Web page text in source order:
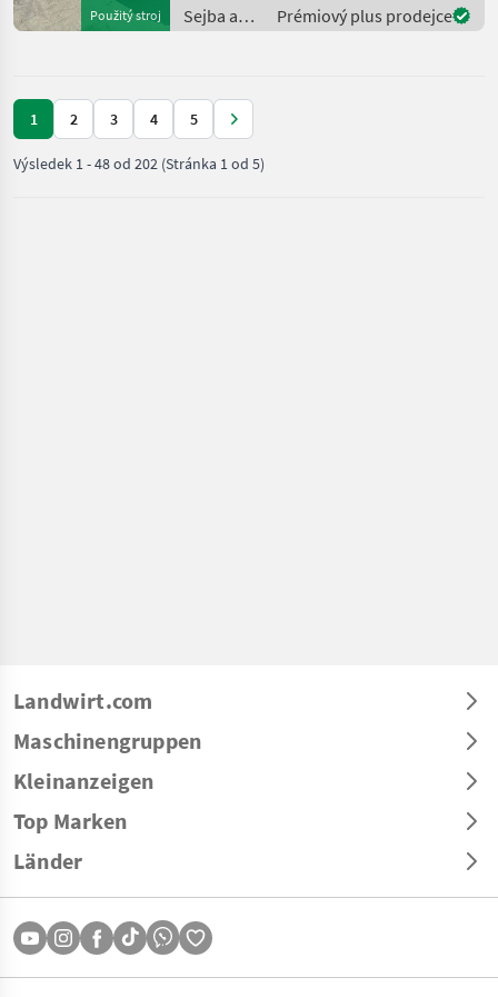
Použitý stroj
Seitenverschiebung: 56 cm
Hub • Getriebe mit Freilauf
Sejba a
starostlivosť
Prémiový plus prodejce
1 2 3 4 5
Výsledek 1-48od 202 (Stránka 1 od 5)
Landwirt.com
Maschinengruppen
Kleinanzeigen
Top Marken
Länder